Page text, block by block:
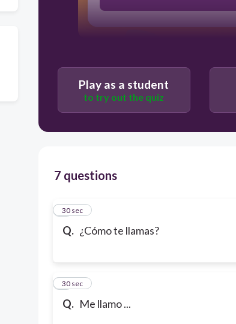
Play as a student
to try out the quiz
7 questions
Q. ¿Cómo te llamas?
1
30 sec
Q. Me llamo ...
2
30 sec